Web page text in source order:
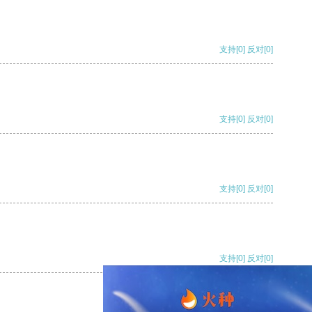
支持[0] 反对[0]
支持[0] 反对[0]
支持[0] 反对[0]
支持[0] 反对[0]